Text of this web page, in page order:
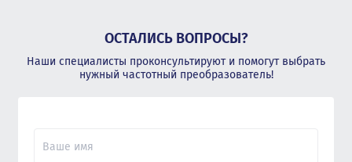
ОСТАЛИСЬ ВОПРОСЫ?
Наши специалисты проконсультируют и помогут выбрать
нужный частотный преобразователь!